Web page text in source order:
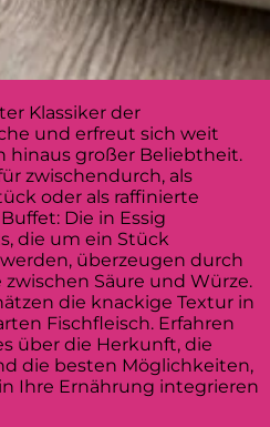
Klassiker der
und erfreut sich weit
hinaus großer Beliebtheit.
zwischendurch, als
oder als raffinierte
Die in Essig
die um ein Stück
überzeugen durch
Säure und Würze.
die knackige Textur in
Fischfleisch. Erfahren
über die Herkunft, die
die besten Möglichkeiten,
Ihre Ernährung integrieren